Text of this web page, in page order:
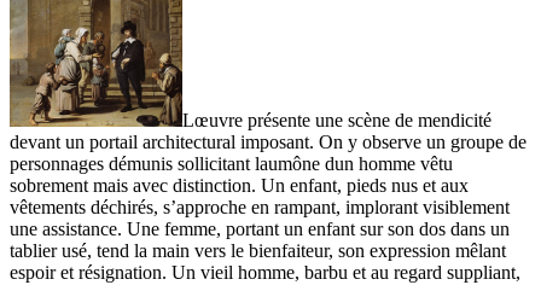
Lœuvre présente une scène de mendicité
devant un portail architectural imposant. On y observe un groupe de
personnages démunis sollicitant laumône dun homme vêtu
sobrement mais avec distinction. Un enfant, pieds nus et aux
vêtements déchirés, s’approche en rampant, implorant visiblement
une assistance. Une femme, portant un enfant sur son dos dans un
tablier usé, tend la main vers le bienfaiteur, son expression mêlant
espoir et résignation. Un vieil homme, barbu et au regard suppliant,